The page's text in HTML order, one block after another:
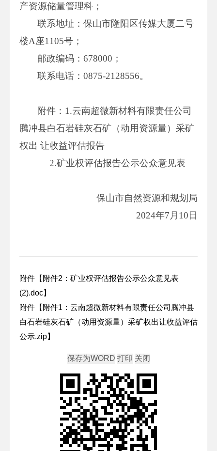
产资源储量管理科；
联系地址：保山市隆阳区传媒大厦二号
楼A座1105号；
邮政编码：678000；
联系电话：0875-2128556。
附件：1.云南超微新材料有限责任公司
腾冲县白石岩硅灰石矿（动用资源量）采矿
权出 让收益评估报告
2.矿业权评估报告公示公众意见表
保山市自然资源和规划局
2024年7月10日
附件【 附件2：矿业权评估报告公示公众意见表
(2).doc】
附件【 附件1：云南超微新材料有限责任公司腾冲县
白石岩硅灰石矿（动用资源量）采矿权出让收益评估
公示.zip】